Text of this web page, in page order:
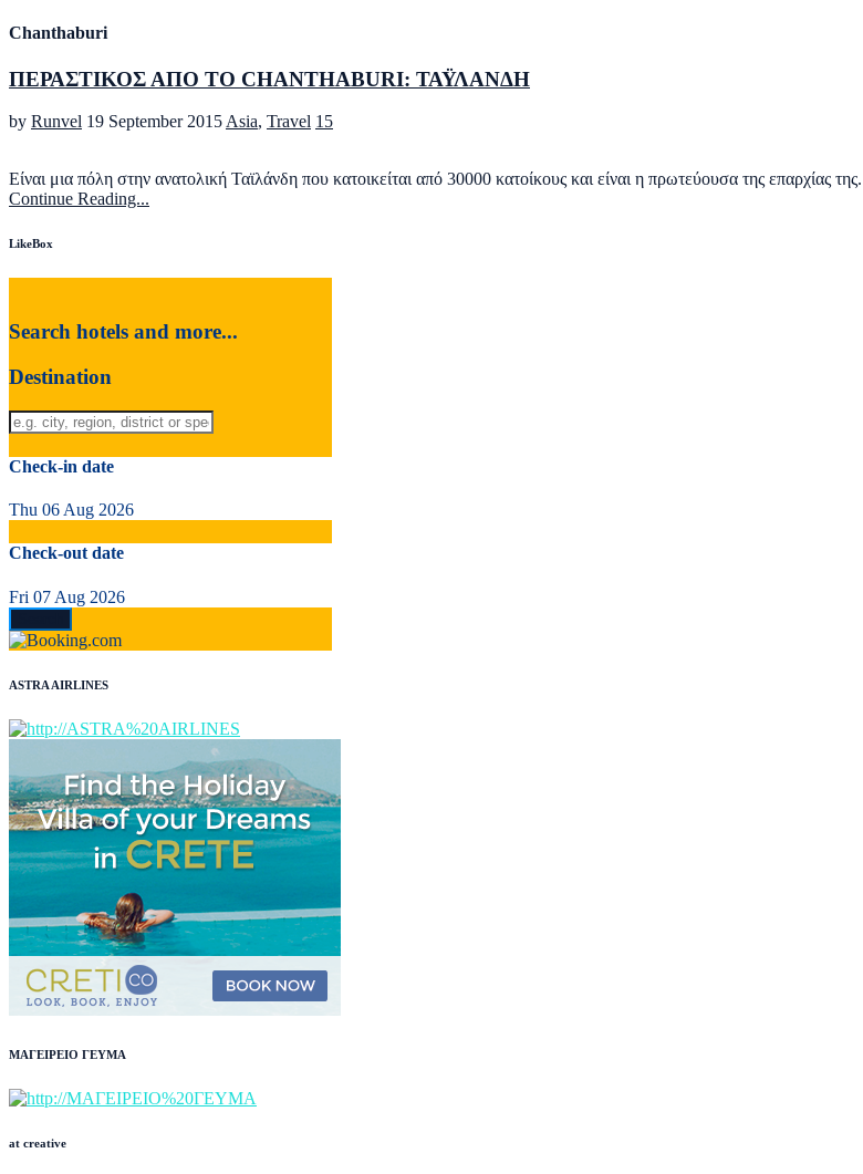
Chanthaburi
ΠΕΡΑΣΤΙΚΟΣ ΑΠΟ ΤΟ CHANTHABURI: ΤΑΫΛΑΝΔΗ
by Runvel 19 September 2015 Asia, Travel 15
Είναι μια πόλη στην ανατολική Ταϊλάνδη που κατοικείται από 30000 κατοίκους και είναι η πρωτεύουσα της επαρχίας
Continue Reading...
LikeBox
Search hotels and more...
Destination
Check-in date
Thu 06 Aug 2026
Check-out date
Fri 07 Aug 2026
ASTRA AIRLINES
ΜΑΓΕΙΡΕΙΟ ΓΕΥΜΑ
at creative